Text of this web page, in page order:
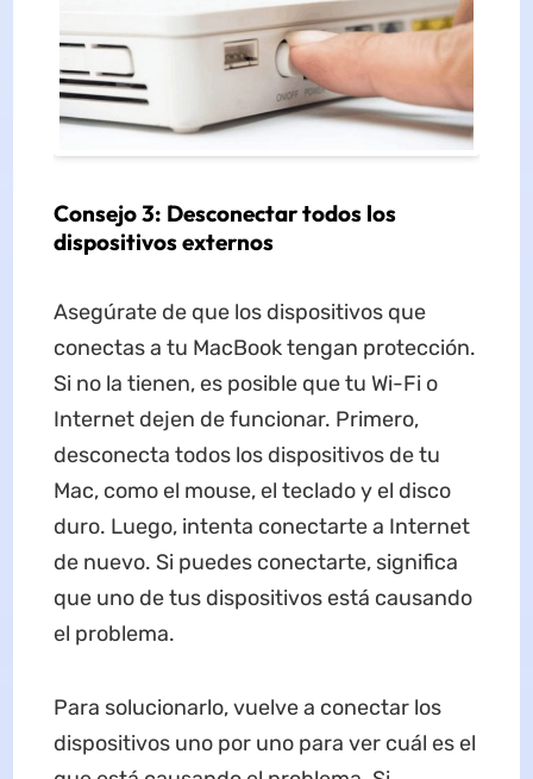
Consejo 3: Desconectar todos los
dispositivos externos
Asegúrate de que los dispositivos que
conectas a tu MacBook tengan protección.
Si no la tienen, es posible que tu Wi-Fi o
Internet dejen de funcionar. Primero,
desconecta todos los dispositivos de tu
Mac, como el mouse, el teclado y el disco
duro. Luego, intenta conectarte a Internet
de nuevo. Si puedes conectarte, significa
que uno de tus dispositivos está causando
el problema.
Para solucionarlo, vuelve a conectar los
dispositivos uno por uno para ver cuál es el